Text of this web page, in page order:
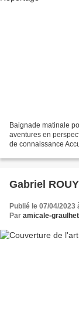
Baignade matinale
aventures en
de connaissance
Gabriel
Publié le 07/04/2023
Par amicale-graulhet